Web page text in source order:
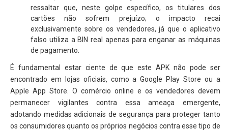
ressaltar que, neste golpe específico, os titulares dos
cartões não sofrem prejuízo; o impacto recai
exclusivamente sobre os vendedores, já que o aplicativo
falso utiliza a BIN real apenas para enganar as máquinas
de pagamento.
É fundamental estar ciente de que este APK não pode ser
encontrado em lojas oficiais, como a Google Play Store ou a
Apple App Store. O comércio online e os vendedores devem
permanecer vigilantes contra essa ameaça emergente,
adotando medidas adicionais de segurança para proteger tanto
os consumidores quanto os próprios negócios contra esse tipo de